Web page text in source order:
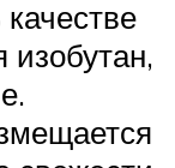
изобутан,